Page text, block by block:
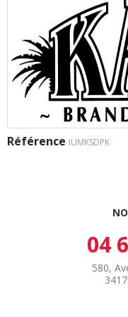
Référence IUMKSDPK
04
580,